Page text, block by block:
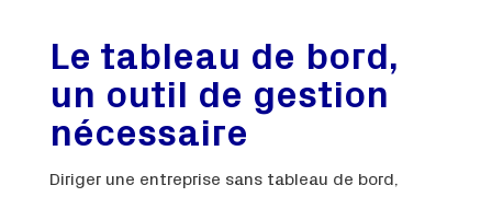
Le tableau de bord,
un outil de gestion
nécessaire
Diriger une entreprise sans tableau de bord,